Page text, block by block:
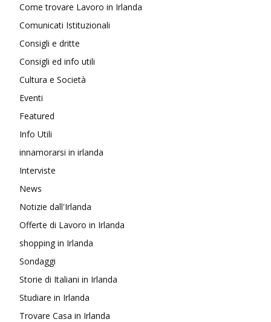
Come trovare Lavoro in Irlanda
Comunicati Istituzionali
Consigli e dritte
Consigli ed info utili
Cultura e Società
Eventi
Featured
Info Utili
innamorarsi in irlanda
Interviste
News
Notizie dall'Irlanda
Offerte di Lavoro in Irlanda
shopping in Irlanda
Sondaggi
Storie di Italiani in Irlanda
Studiare in Irlanda
Trovare Casa in Irlanda